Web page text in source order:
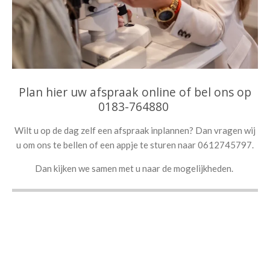
Plan hier uw afspraak online of bel ons op
0183-764880
Wilt u op de dag zelf een afspraak inplannen? Dan vragen wij
u om ons te bellen of een appje te sturen naar 0612745797.
Dan kijken we samen met u naar de mogelijkheden.